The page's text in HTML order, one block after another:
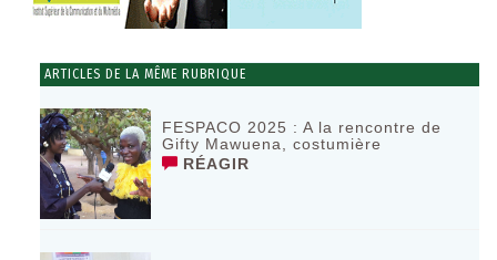
ARTICLES DE LA MÊME RUBRIQUE
FESPACO 2025 : A la rencontre de
Gifty Mawuena, costumière
RÉAGIR